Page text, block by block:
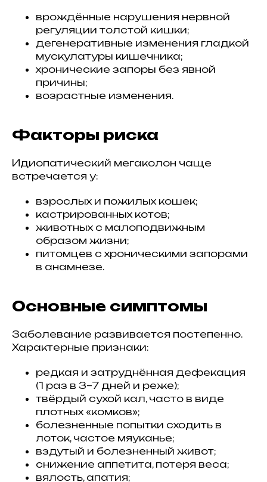
врождённые нарушения нервной
регуляции толстой кишки;
дегенеративные изменения гладкой
мускулатуры кишечника;
хронические запоры без явной
причины;
возрастные изменения.
Факторы риска
Идиопатический мегаколон чаще
встречается у:
взрослых и пожилых кошек;
кастрированных котов;
животных с малоподвижным
образом жизни;
питомцев с хроническими запорами
в анамнезе.
Основные симптомы
Заболевание развивается постепенно.
Характерные признаки:
редкая и затруднённая дефекация
(1 раз в 3–7 дней и реже);
твёрдый сухой кал, часто в виде
плотных «комков»;
болезненные попытки сходить в
лоток, частое мяуканье;
вздутый и болезненный живот;
снижение аппетита, потеря веса;
вялость, апатия;